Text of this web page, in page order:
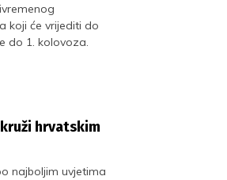
koji će vrijediti do
do 1. kolovoza.
hrvatskim
najboljim uvjetima